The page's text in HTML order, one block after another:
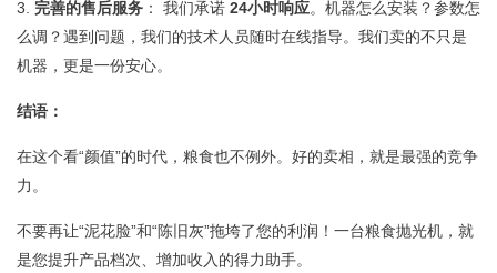
3. 完善的售后服务 ： 我们承诺 24小时响应。机器怎么安装？参数怎
么调？遇到问题，我们的技术人员随时在线指导。我们卖的不只是
机器，更是一份安心。
结语：
在这个看“颜值”的时代，粮食也不例外。好的卖相，就是最强的竞争
力。
不要再让“泥花脸”和“陈旧灰”拖垮了您的利润！一台粮食抛光机，就
是您提升产品档次、增加收入的得力助手。